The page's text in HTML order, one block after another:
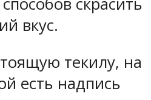
вкус.
текилу, на
есть надпись